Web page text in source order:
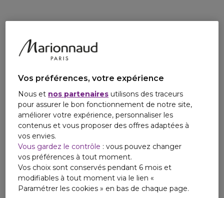
toute la vitalité des bergamotes gorgées de soleil et
Les coffrets Guerlain se parent d'un nouveau décor exclusif,
Mélissandre Vidal, paper artist, signe une création festive,
Offrez les créations iconiques de la Maison, racontées dans
une poésie merveilleuse.
AU NOM DE LA BEAUTÉ, GUERLAIN S'ENGAGE ET AGIT
POUR UN MONDE PLUS BEAU ET RESPONSABLE AVEC
L'ABEILLE POUR SENTINELLE.
Ce coffret a été conçu dans une démarche d'économie
circulaire pour réduire son impact environnemental :
- Ecrin réutilisable avec cale amovible
- Coffret et fourreau en papier et carton recyclables¹ et
Vos préférences, votre expérience
Nous et nos partenaires utilisons des traceurs
pour assurer le bon fonctionnement de notre site,
améliorer votre expérience, personnaliser les
contenus et vous proposer des offres adaptées à
vos envies.
Vous gardez le contrôle : vous pouvez changer
vos préférences à tout moment.
Vos choix sont conservés pendant 6 mois et
modifiables à tout moment via le lien «
Paramétrer les cookies » en bas de chaque page.